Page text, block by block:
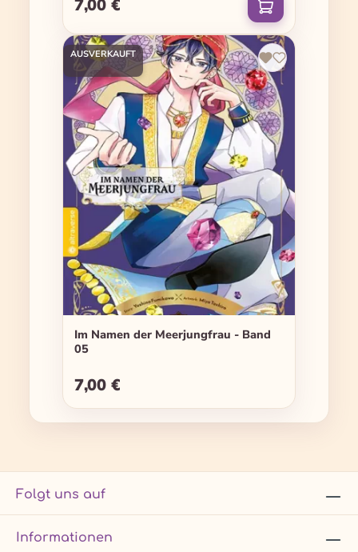
Regulärer Preis:
7,00 €
AUSVERKAUFT
Im Namen der Meerjungfrau - Band
05
Regulärer Preis:
7,00 €
Folgt uns auf
Informationen